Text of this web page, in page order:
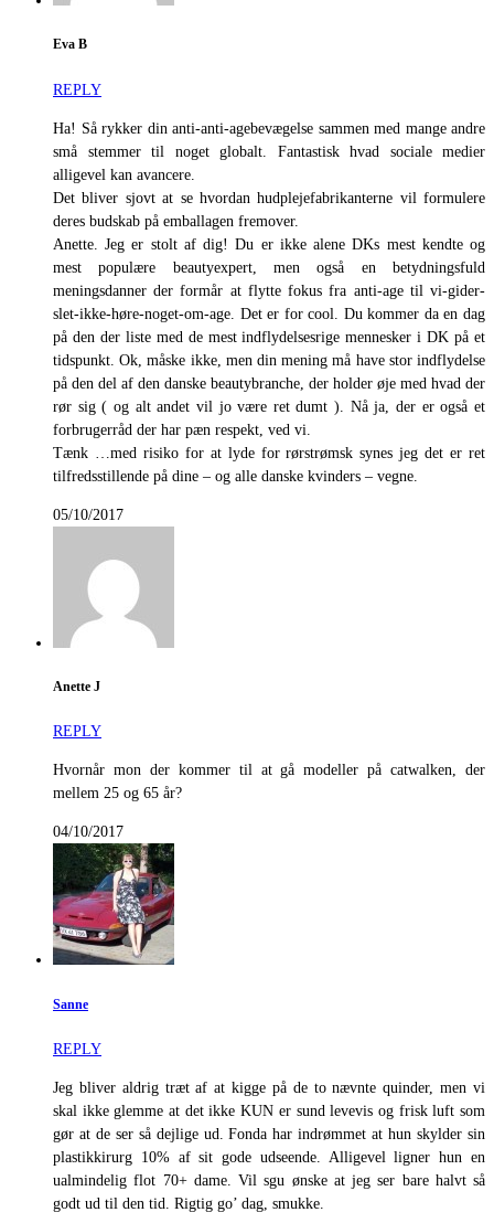
Eva B
REPLY
Ha! Så rykker din anti-anti-agebevægelse sammen med mange andre
små stemmer til noget globalt. Fantastisk hvad sociale medier
alligevel kan avancere.
Det bliver sjovt at se hvordan hudplejefabrikanterne vil formulere
deres budskab på emballagen fremover.
Anette. Jeg er stolt af dig! Du er ikke alene DKs mest kendte og
mest populære beautyexpert, men også en betydningsfuld
meningsdanner der formår at flytte fokus fra anti-age til vi-gider-
slet-ikke-høre-noget-om-age. Det er for cool. Du kommer da en dag
på den der liste med de mest indflydelsesrige mennesker i DK på et
tidspunkt. Ok, måske ikke, men din mening må have stor indflydelse
på den del af den danske beautybranche, der holder øje med hvad der
rør sig ( og alt andet vil jo være ret dumt ). Nå ja, der er også et
forbrugerråd der har pæn respekt, ved vi.
Tænk …med risiko for at lyde for rørstrømsk synes jeg det er ret
tilfredsstillende på dine – og alle danske kvinders – vegne.
05/10/2017
Anette J
REPLY
Hvornår mon der kommer til at gå modeller på catwalken, der
mellem 25 og 65 år?
04/10/2017
Sanne
REPLY
Jeg bliver aldrig træt af at kigge på de to nævnte quinder, men vi
skal ikke glemme at det ikke KUN er sund levevis og frisk luft som
gør at de ser så dejlige ud. Fonda har indrømmet at hun skylder sin
plastikkirurg 10% af sit gode udseende. Alligevel ligner hun en
ualmindelig flot 70+ dame. Vil sgu ønske at jeg ser bare halvt så
godt ud til den tid. Rigtig go’ dag, smukke.